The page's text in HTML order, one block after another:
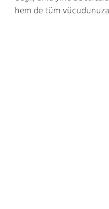
hem de tüm vücudunuza